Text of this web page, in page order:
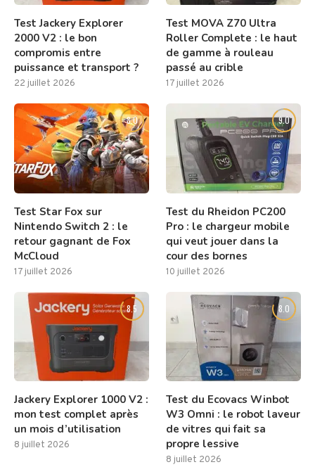
Test Jackery Explorer
2000 V2 : le bon
compromis entre
puissance et transport ?
22 juillet 2026
Test MOVA Z70 Ultra
Roller Complete : le haut
de gamme à rouleau
passé au crible
17 juillet 2026
8.0
Test Star Fox sur
Nintendo Switch 2 : le
retour gagnant de Fox
McCloud
17 juillet 2026
9.0
Test du Rheidon PC200
Pro : le chargeur mobile
qui veut jouer dans la
cour des bornes
10 juillet 2026
8.5
Jackery Explorer 1000 V2 :
mon test complet après
un mois d’utilisation
8 juillet 2026
8.0
Test du Ecovacs Winbot
W3 Omni : le robot laveur
de vitres qui fait sa
propre lessive
8 juillet 2026